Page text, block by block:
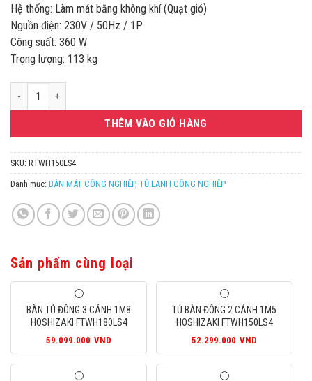
Hệ thống: Làm mát bằng không khí (Quạt gió)
Nguồn điện: 230V / 50Hz / 1P
Công suất: 360 W
Trọng lượng: 113 kg
TỦ BÀN MÁT 2 CÁNH 1M5 HOSHIZAKI RTWH150LS4 số lượng
THÊM VÀO GIỎ HÀNG
SKU: RTWH150LS4
Danh mục: BÀN MÁT CÔNG NGHIỆP, TỦ LẠNH CÔNG NGHIỆP
Sản phẩm cùng loại
BÀN TỦ ĐÔNG 3 CÁNH 1M8
HOSHIZAKI FTWH180LS4
59.099.000 VND
TỦ BÀN ĐÔNG 2 CÁNH 1M5
HOSHIZAKI FTWH150LS4
52.299.000 VND